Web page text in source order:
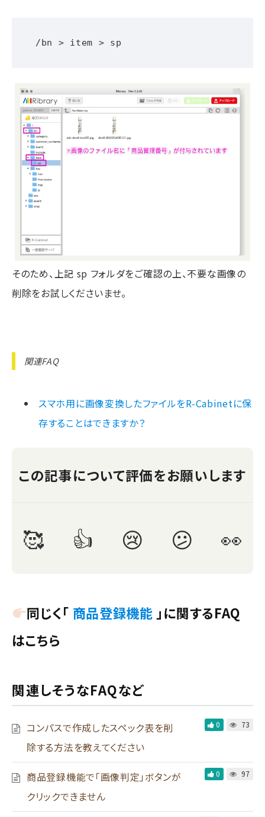
/bn > item > sp
そのため、上記 sp フォルダをご確認の上、不要な画像の
削除をお試しくださいませ。
関連FAQ
スマホ用に画像変換したファイルをR-Cabinetに保
存することはできますか？
同じく「 商品登録機能 」に関するFAQ
はこちら
関連しそうなFAQなど
コンパスで作成したスペック表を削
除する方法を教えてください
0 73
商品登録機能で「画像判定」ボタンが
クリックできません
0 97